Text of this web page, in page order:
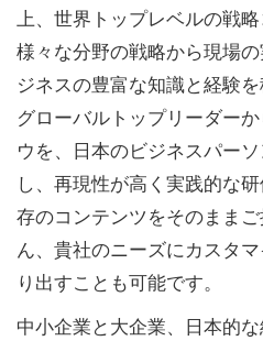
上、世界トップレベルの戦
様々な分野の戦略から現場
ジネスの豊富な知識と経験
グローバルトップリーダー
ウを、日本のビジネスパー
し、再現性が高く実践的な
存のコンテンツをそのまま
ん、貴社のニーズにカスタ
り出すことも可能です。
中小企業と大企業、日本的